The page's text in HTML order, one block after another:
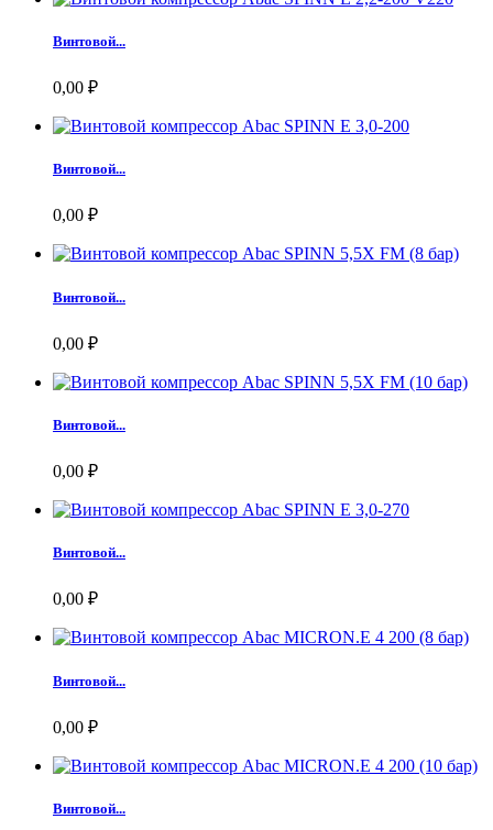
Винтовой...
0,00 ₽
Винтовой...
0,00 ₽
Винтовой...
0,00 ₽
Винтовой...
0,00 ₽
Винтовой...
0,00 ₽
Винтовой...
0,00 ₽
Винтовой...